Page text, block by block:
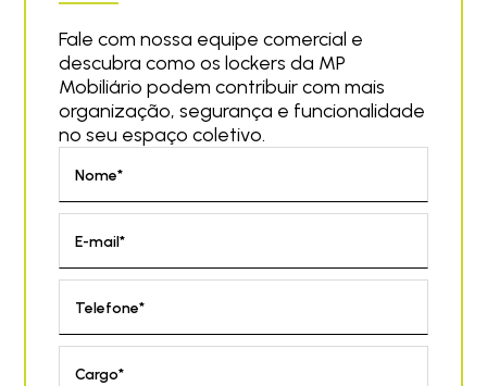
Fale com nossa equipe comercial e
descubra como os lockers da MP
Mobiliário podem contribuir com mais
organização, segurança e funcionalidade
no seu espaço coletivo.
Nome*
E-mail*
Telefone*
Cargo*